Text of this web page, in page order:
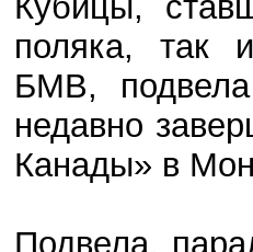
поляка, так
БМВ,
недавно
Канады» в
Подвела,